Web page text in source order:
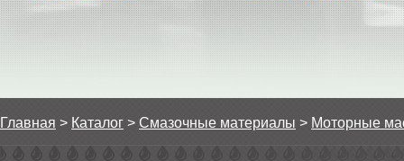
Главная > Каталог > Смазочные материалы > Моторные